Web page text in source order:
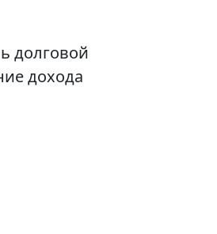
долговой
дохода